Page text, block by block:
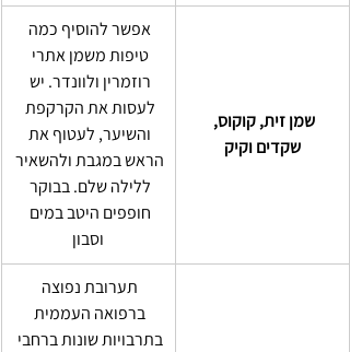
שמן זית, קוקוס,
שקדים וקיק
אפשר להוסיף כמה
טיפות משמן אתרי
רוזמרין ולוונדר. יש
לעסות את הקרקפת
והשיער, לעטוף את
הראש במגבת ולהשאיר
ללילה שלם. בבוקר
חופפים היטב במים
וסבון
תערובת נפוצה
ברפואה העממית
בתרבויות שונות ברחבי